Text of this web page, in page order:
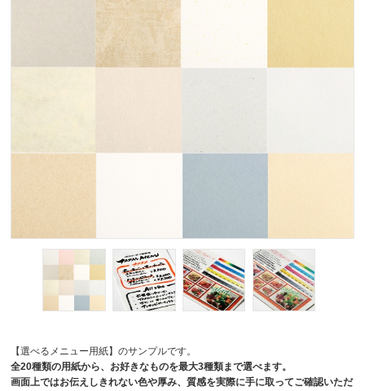
【選べるメニュー用紙】のサンプルです。
全20種類の用紙から、お好きなものを最大3種類まで選べます。
画面上ではお伝えしきれない色や厚み、質感を実際に手に取ってご確認いただ